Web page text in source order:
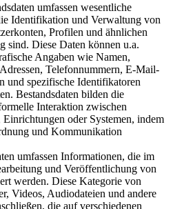
umfassen wesentliche
Identifikation und Verwaltung von
Profilen und ähnlichen
sind. Diese Daten können u.a.
Angaben wie Namen,
Telefonnummern, E-Mail-
und spezifische Identifikatoren
Bestandsdaten bilden die
Interaktion zwischen
Einrichtungen oder Systemen, indem
und Kommunikation
umfassen Informationen, die im
und Veröffentlichung von
werden. Diese Kategorie von
Videos, Audiodateien und andere
die auf verschiedenen